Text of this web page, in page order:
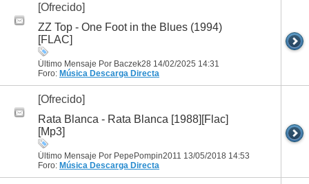
[Ofrecido]
ZZ Top - One Foot in the Blues (1994)
[FLAC]
Último Mensaje Por Baczek28 14/02/2025 14:31
Foro: Música Descarga Directa
[Ofrecido]
Rata Blanca - Rata Blanca [1988][Flac]
[Mp3]
Último Mensaje Por PepePompin2011 13/05/2018 14:53
Foro: Música Descarga Directa